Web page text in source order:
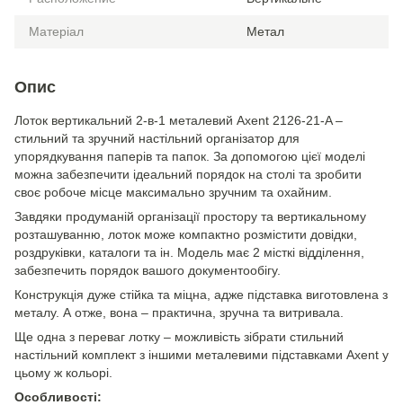
Матеріал Метал
Опис
Лоток вертикальний 2-в-1 металевий Axent 2126-21-A –
стильний та зручний настільний організатор для
упорядкування паперів та папок. За допомогою цієї моделі
можна забезпечити ідеальний порядок на столі та зробити
своє робоче місце максимально зручним та охайним.
Завдяки продуманій організації простору та вертикальному
розташуванню, лоток може компактно розмістити довідки,
роздруківки, каталоги та ін. Модель має 2 місткі відділення,
забезпечить порядок вашого документообігу.
Конструкція дуже стійка та міцна, адже підставка виготовлена з
металу. А отже, вона – практична, зручна та витривала.
Ще одна з переваг лотку – можливість зібрати стильний
настільний комплект з іншими металевими підставками Axent у
цьому ж кольорі.
Особливості: